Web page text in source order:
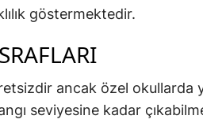
göstermektedir.
ancak özel okullarda
seviyesine kadar